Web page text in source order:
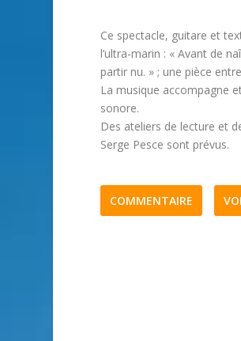
Ce spectacle, guitare et
l’ultra-marin : « Avant de
partir nu. » ; une pièce
La musique accompagne
sonore.
Des ateliers de lecture et
Serge Pesce sont prévus.
COMMENTAIRE